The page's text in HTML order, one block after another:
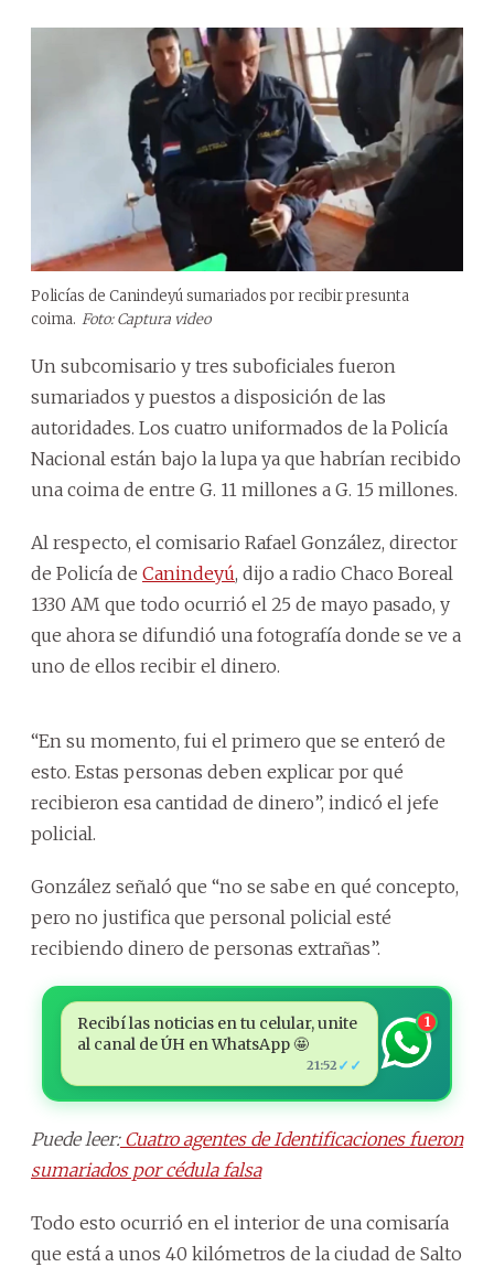
Policías de Canindeyú sumariados por recibir presunta
coima. Foto: Captura video
Un subcomisario y tres suboficiales fueron
sumariados y puestos a disposición de las
autoridades. Los cuatro uniformados de la Policía
Nacional están bajo la lupa ya que habrían recibido
una coima de entre G. 11 millones a G. 15 millones.
Al respecto, el comisario Rafael González, director
de Policía de Canindeyú, dijo a radio Chaco Boreal
1330 AM que todo ocurrió el 25 de mayo pasado, y
que ahora se difundió una fotografía donde se ve a
uno de ellos recibir el dinero.
“En su momento, fui el primero que se enteró de
esto. Estas personas deben explicar por qué
recibieron esa cantidad de dinero”, indicó el jefe
policial.
González señaló que “no se sabe en qué concepto,
pero no justifica que personal policial esté
recibiendo dinero de personas extrañas”.
Recibí las noticias en tu celular, unite
al canal de ÚH en WhatsApp 🤩
21:52 ✓✓
1
Puede leer:Cuatro agentes de Identificaciones fueron
sumariados por cédula falsa
Todo esto ocurrió en el interior de una comisaría
que está a unos 40 kilómetros de la ciudad de Salto